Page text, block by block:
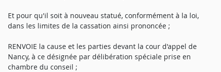
Et pour qu'il soit à nouveau statué, conformément à la loi,
dans les limites de la cassation ainsi prononcée ;
RENVOIE la cause et les parties devant la cour d'appel de
Nancy, à ce désignée par délibération spéciale prise en
chambre du conseil ;